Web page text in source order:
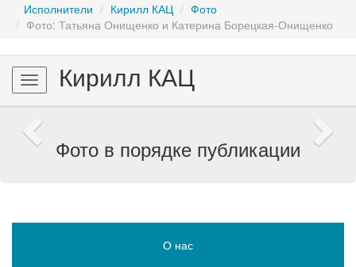
Исполнители Кирилл КАЦ
Фото
Фото: Татьяна Онищенко и Катерина Борецкая-Онищенко
Toggle
navigation
Кирилл КАЦ
Previous
Фото в порядке публикации
О нас